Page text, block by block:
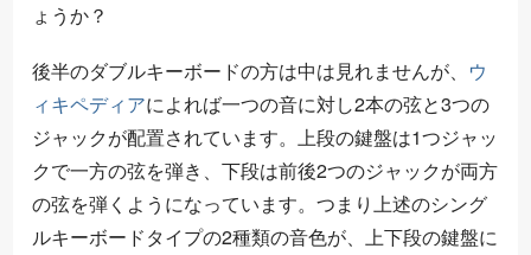
ょうか？
後半のダブルキーボードの方は中は見れませんが、 ウ
ィキペディアによれば一つの音に対し2本の弦と3つの
ジャックが配置されています。上段の鍵盤は1つジャッ
クで一方の弦を弾き、下段は前後2つのジャックが両方
の弦を弾くようになっています。つまり上述のシング
ルキーボードタイプの2種類の音色が、上下段の鍵盤に